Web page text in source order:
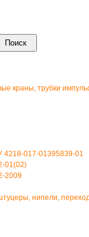
Поиск
краны, трубки
017-01395839-01
01(02)
2009
нипели,